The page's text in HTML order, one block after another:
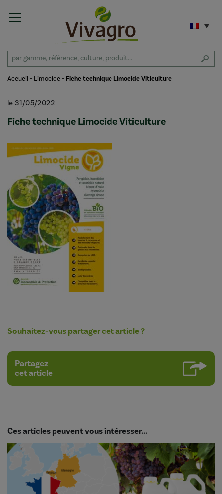
Accueil - Limocide - Fiche technique Limocide Viticulture
le 31/05/2022
Fiche technique Limocide Viticulture
Souhaitez-vous partager cet article ?
Partagez
cet article
Ces articles peuvent vous intéresser...